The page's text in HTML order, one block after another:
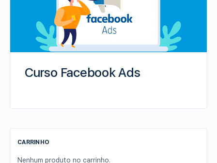
Curso Facebook Ads
CARRINHO
Nenhum produto no carrinho.